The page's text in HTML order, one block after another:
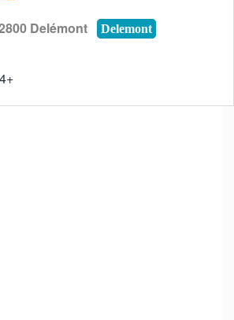
Delémont
Delemont
+41324231524